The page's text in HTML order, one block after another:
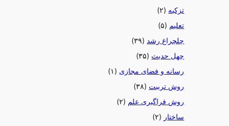
تزکیه (۲)
تعلیم (۵)
چلچراغ رشد (۳۹)
چهل حدیث (۳۵)
رسانه و فضای مجازی (۱)
روش تربیت (۳۸)
روش فراگیری علم (۲)
ساختار (۲)